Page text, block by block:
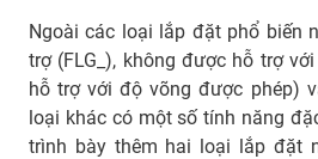
Ngoài các loại lắp đặt phổ biến
trợ (FLG_), không được hỗ trợ
hỗ trợ với độ võng được phép)
loại khác có một số tính năng
trình bày thêm hai loại lắp đặt